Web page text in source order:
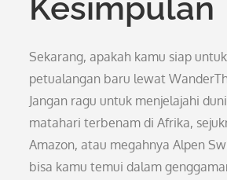
Kesimpulan
Sekarang, apakah kamu siap
petualangan baru lewat
Jangan ragu untuk menjelajahi
matahari terbenam di Afrika,
Amazon, atau megahnya Alpen
bisa kamu temui dalam